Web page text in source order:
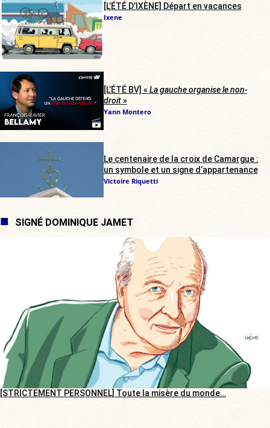
[L’ÉTÉ D’IXÈNE] Départ en vacances
Ixene
[L’ÉTÉ BV] « La gauche organise le non-
droit»
Yann Montero
Le centenaire de la croix de Camargue :
un symbole et un signe d’appartenance
Victoire Riquetti
SIGNÉ DOMINIQUE JAMET
[STRICTEMENT PERSONNEL] Toute la misère du monde…